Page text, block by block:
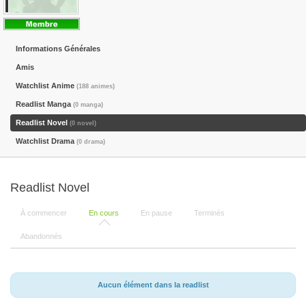
Informations Générales
Amis
Watchlist Anime (188 animes)
Readlist Manga (0 manga)
Readlist Novel (0 novel)
Watchlist Drama (0 drama)
Readlist Novel
À commencer En cours En pause Terminés
Abandonnés
Aucun élément dans la readlist